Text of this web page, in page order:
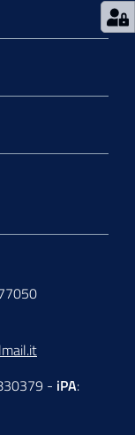
- iPA: